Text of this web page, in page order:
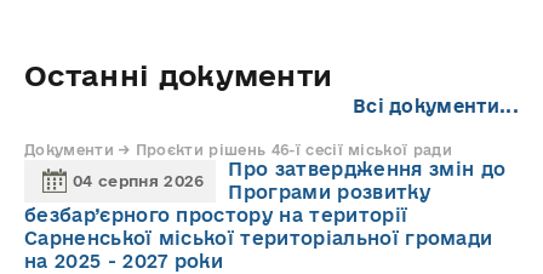
Останні документи
Всі документи...
Документи → Проєкти рішень 46-ї сесії міської ради
04 серпня 2026
Про затвердження змін до
Програми розвитку
безбар’єрного простору на території
Сарненської міської територіальної громади
на 2025 - 2027 роки